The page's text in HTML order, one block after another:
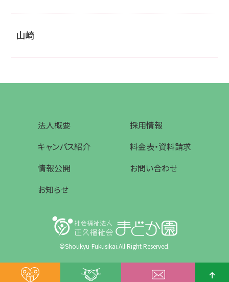
山崎
©Shoukyu-Fukusikai.All Right Reserved.
法人概要
キャンパス紹介
情報公開
お知らせ
採用情報
料金表・資料請求
お問い合わせ